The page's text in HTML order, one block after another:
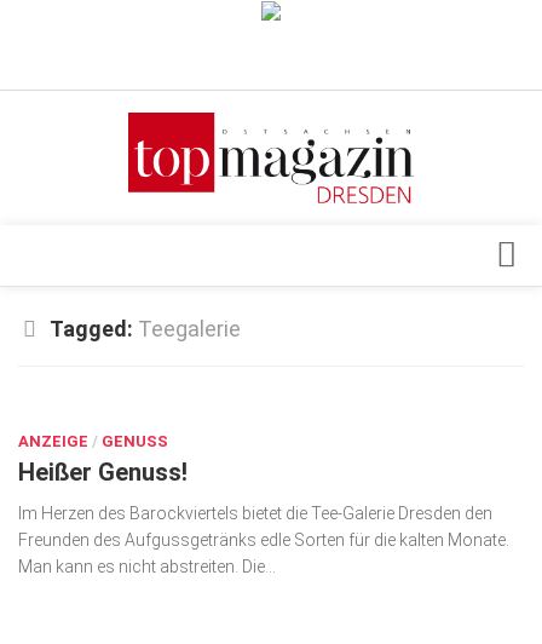
Verkaufsstellen
Top Gesundheitsforum Dresden / Ostsachsen
Geschäft
gesund & schön
Gesellschaft
Kunst & Kultur
Tagged: Teegalerie
ANZEIGE / GENUSS
Heißer Genuss!
Im Herzen des Barockviertels bietet die Tee-Galerie Dresden den
Freunden des Aufgussgetränks edle Sorten für die kalten Monate.
Man kann es nicht abstreiten. Die...